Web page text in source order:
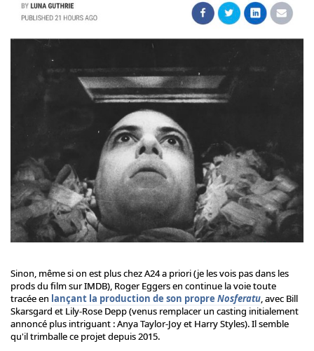
Sinon, même si on est plus chez A24 a priori (je les vois pas dans les
prods du film sur IMDB), Roger Eggers en continue la voie toute
tracée en lançant la production de son propre Nosferatu, avec Bill
Skarsgard et Lily-Rose Depp (venus remplacer un casting initialement
annoncé plus intriguant : Anya Taylor-Joy et Harry Styles). Il semble
qu'il trimballe ce projet depuis 2015.